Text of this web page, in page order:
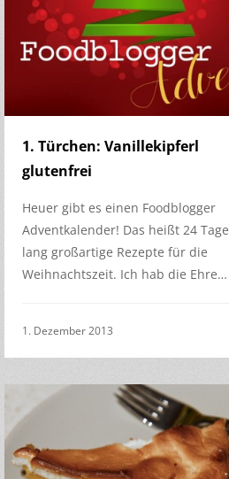
1. Türchen: Vanillekipferl
glutenfrei
Heuer gibt es einen Foodblogger
Adventkalender! Das heißt 24 Tage
lang großartige Rezepte für die
Weihnachtszeit. Ich hab die Ehre…
1. Dezember 2013